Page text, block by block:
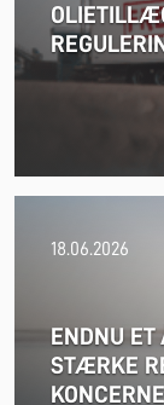
18.06.2026
ENDNU ET
STÆRKE